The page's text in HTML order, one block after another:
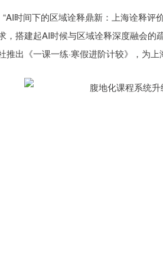
“AI时间下的区域诠释鼎新：上海诠释
，搭建起AI时候与区域诠释深度融会
推出《一课一练·寒假进阶计较》，为